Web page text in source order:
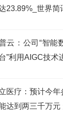
23.89%_世界简
云：公司“智能
”利用AIGC技术
医疗：预计今
达到两三千万元